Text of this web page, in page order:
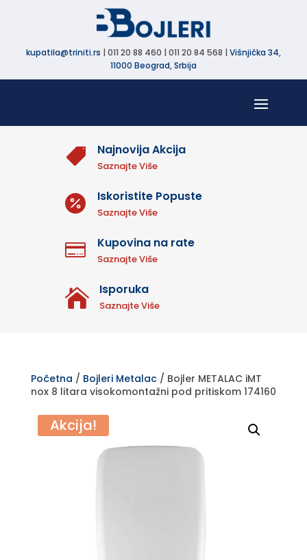
kupatila@triniti.rs | 011 20 88 460 | 011 20 84 568 | Višnjička 34,
11000 Beograd, Srbija
 Najnovija Akcija
Saznajte Više
 Iskoristite Popuste
Saznajte Više
 Kupovina na rate
Saznajte Više
 Isporuka
Saznajte Više
Početna / Bojleri Metalac/ Bojler METALAC iMT
nox 8 litara visokomontažni pod pritiskom 174160
Akcija!